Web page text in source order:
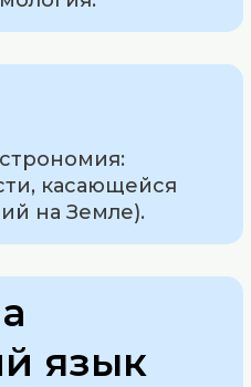
касающейся
на Земле).
язык